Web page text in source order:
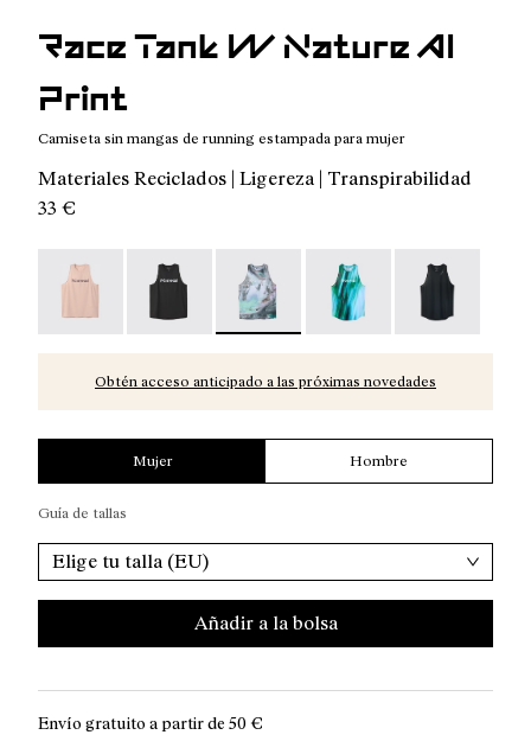
Race Tank W Nature AI
Print
Camiseta sin mangas de running estampada para mujer
Materiales Reciclados | Ligereza | Transpirabilidad
33 €
Race Tank W NN Dusty Pink - N1CWRT2-006
Race Tank W NN Black - N1CWRT2-005
Race Tank W Nature AI Print -
Race Tank W Print -
Race Tank W
Obtén acceso anticipado a las próximas novedades
Mujer Hombre
Guía de tallas
Elige tu talla (EU)
Añadir a la bolsa
Envío gratuito a partir de 50 €